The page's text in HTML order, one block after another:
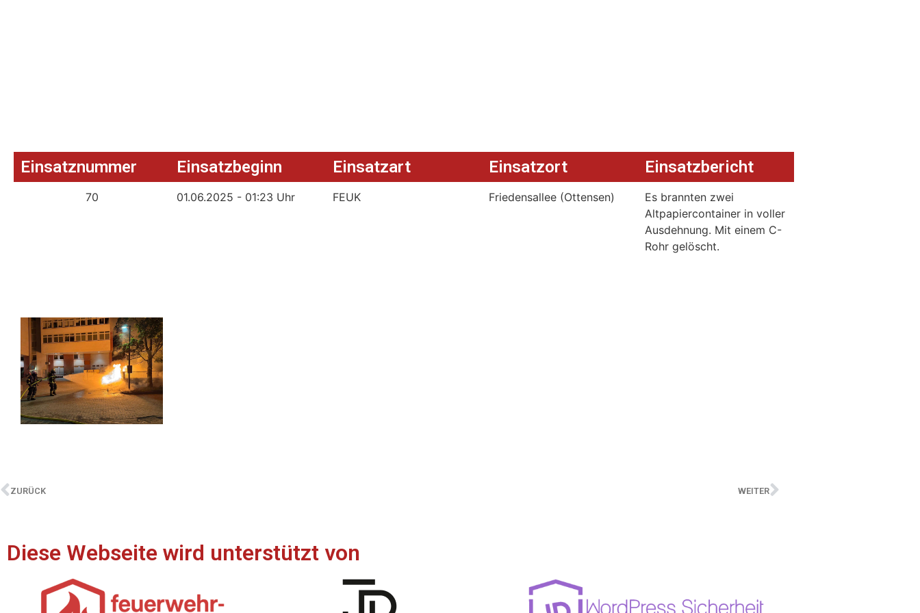
Einsatznummer
70
Einsatzbeginn
01.06.2025 - 01:23 Uhr
Einsatzart
FEUK
Einsatzort
Friedensallee (Ottensen)
Einsatzbericht
Es brannten zwei
Altpapiercontainer in voller
Ausdehnung. Mit einem C-
Rohr gelöscht.
ZURÜCK WEITER
Diese Webseite wird unterstützt von